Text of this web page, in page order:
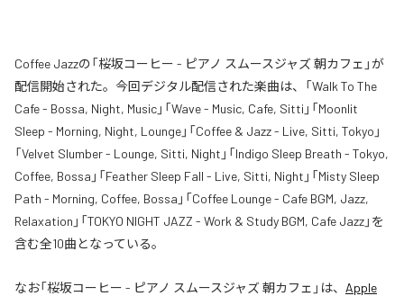
Coffee Jazzの「桜坂コーヒー - ピアノ スムースジャズ 朝カフェ」が
配信開始された。今回デジタル配信された楽曲は、「Walk To The
Cafe - Bossa, Night, Music」「Wave - Music, Cafe, Sitti」「Moonlit
Sleep - Morning, Night, Lounge」「Coffee & Jazz - Live, Sitti, Tokyo」
「Velvet Slumber - Lounge, Sitti, Night」「Indigo Sleep Breath - Tokyo,
Coffee, Bossa」「Feather Sleep Fall - Live, Sitti, Night」「Misty Sleep
Path - Morning, Coffee, Bossa」「Coffee Lounge - Cafe BGM, Jazz,
Relaxation」「TOKYO NIGHT JAZZ - Work & Study BGM, Cafe Jazz」を
含む全10曲となっている。
なお「桜坂コーヒー - ピアノ スムースジャズ 朝カフェ 」は、 Apple